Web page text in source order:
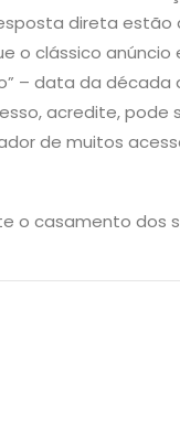
direta
clássico anúncio
– data da década
acredite, pode
de muitos
o casamento dos